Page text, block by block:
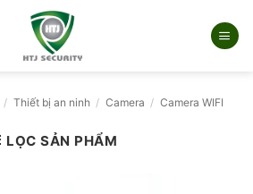
/ Thiết bị an ninh / Camera / Camera WIFI
LỌC SẢN PHẨM